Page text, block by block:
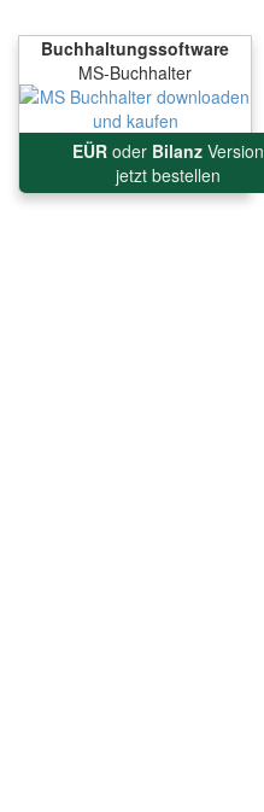
Buchhaltungssoftware
MS-Buchhalter
EÜRoder BilanzVersion
jetzt bestellen